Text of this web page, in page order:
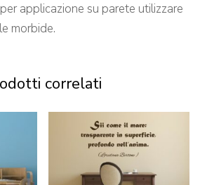
applicazione su parete utilizzare
morbide.
correlati